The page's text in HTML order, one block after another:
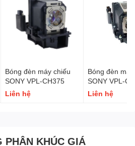
Bóng đèn máy chiếu
SONY VPL-CH375
Liên hệ
Bóng đèn
SONY VPL-
Liên hệ
PHÂN KHÚC GIÁ